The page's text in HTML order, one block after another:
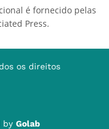
é fornecido pelas
Press.
os direitos
by Golab